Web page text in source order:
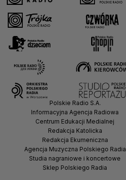
Polskie Radio S.A.
Informacyjna Agencja Radiowa
Centrum Edukacji Medialnej
Redakcja Katolicka
Redakcja Ekumeniczna
Agencja Muzyczna Polskiego Radia
Studia nagraniowe i koncertowe
Sklep Polskiego Radia